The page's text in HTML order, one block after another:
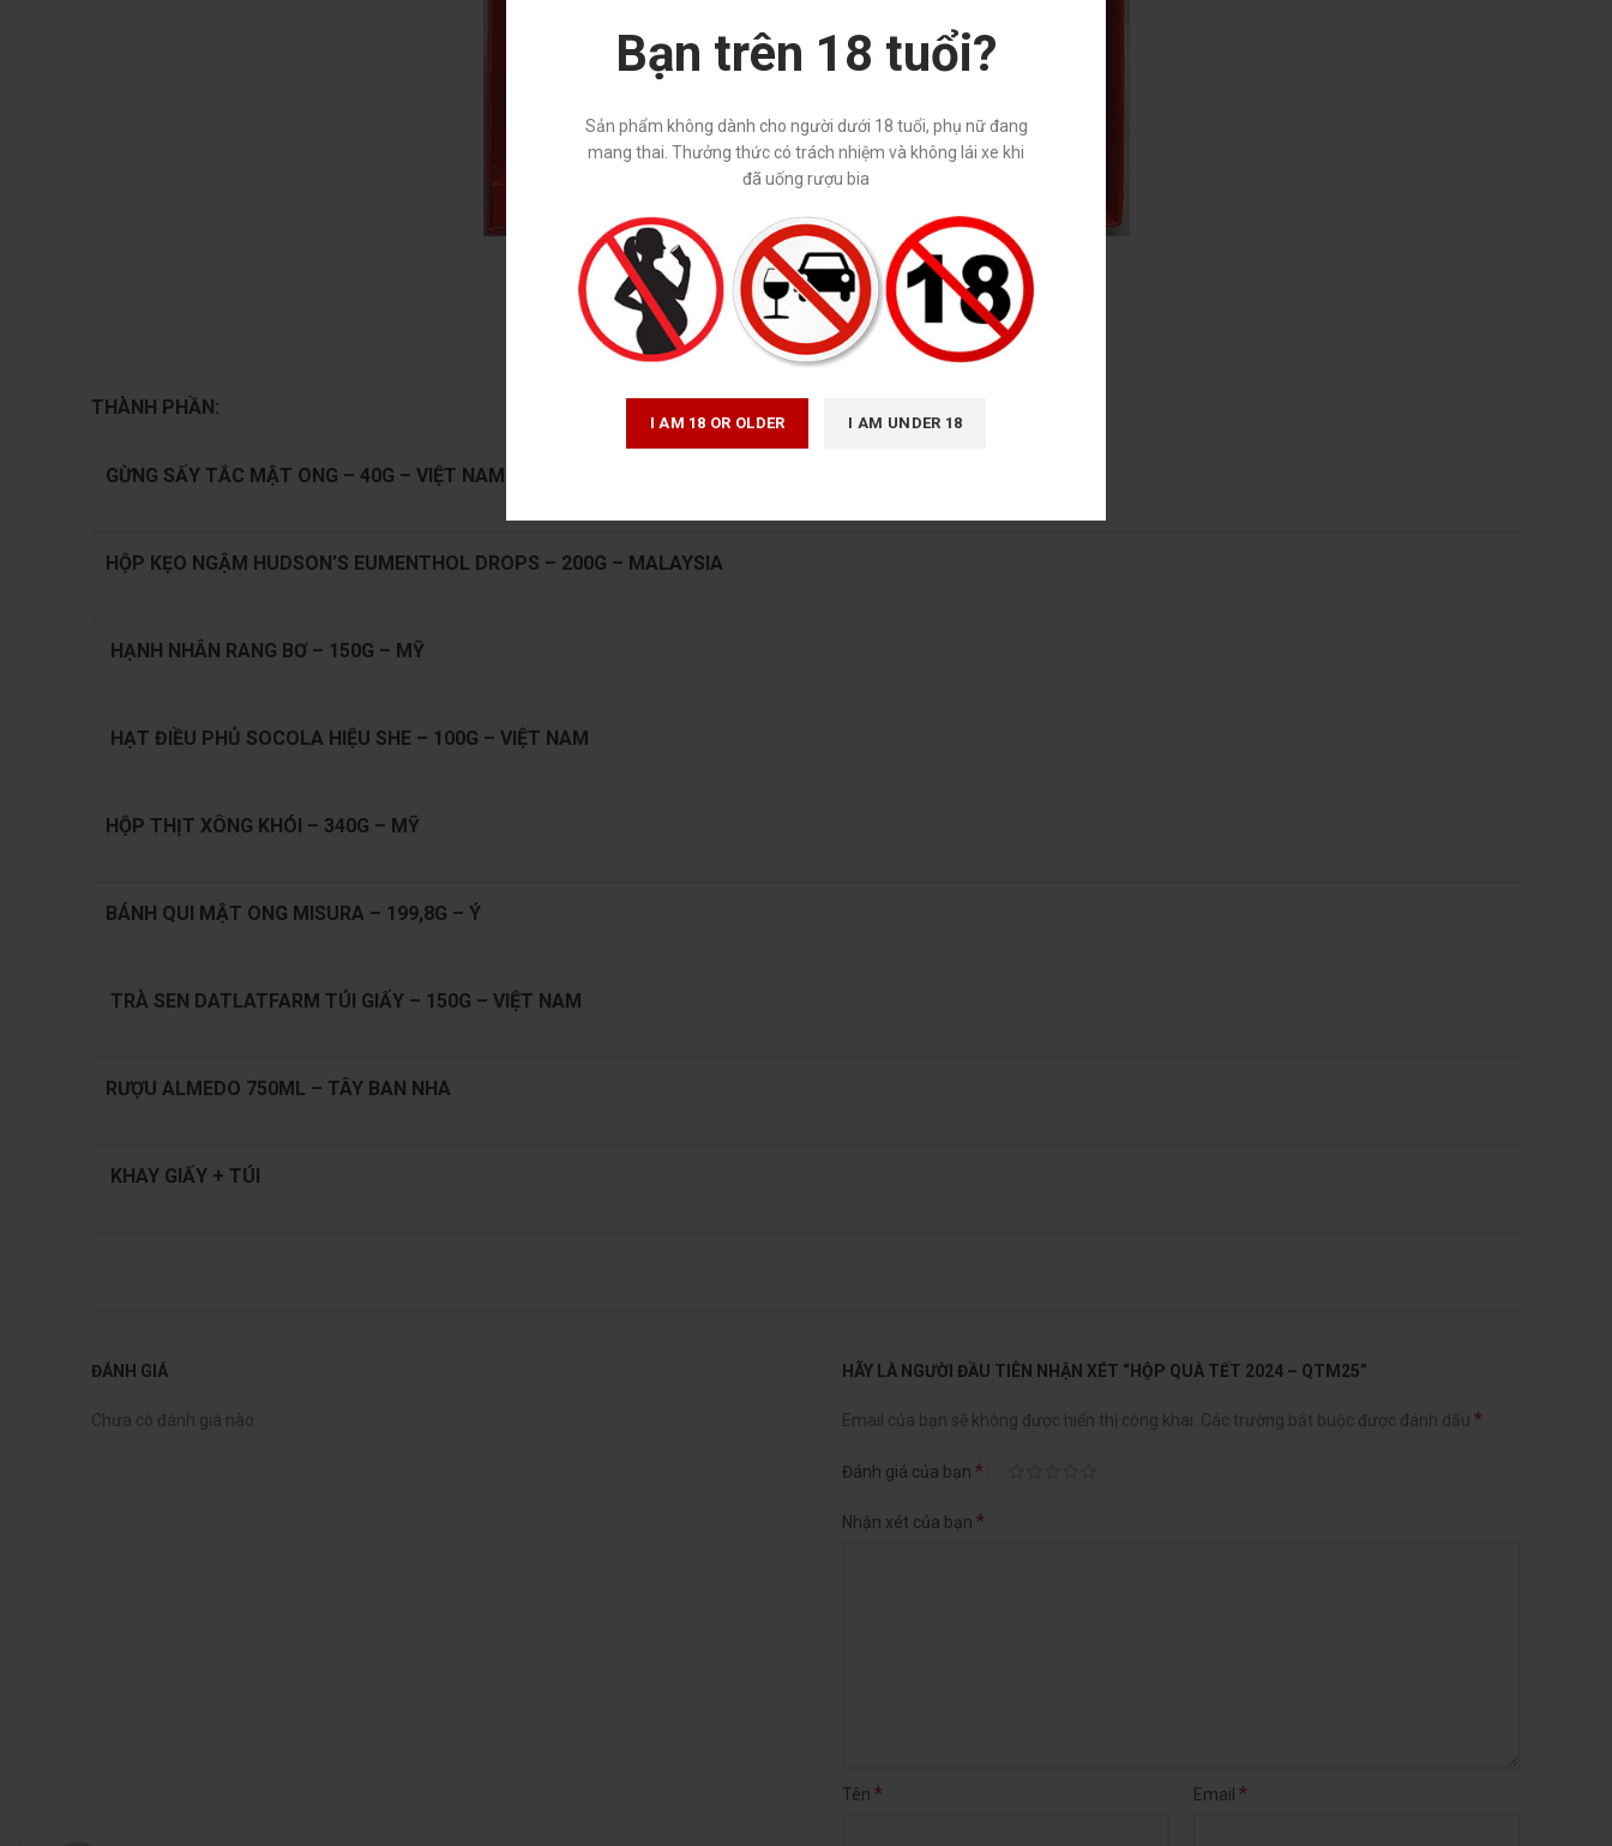
Bạn trên 18 tuổi?
Sản phẩm không dành cho người dưới 18 tuổi, phụ nữ đang
mang thai. Thưởng thức có trách nhiệm và không lái xe khi
đã uống rượu bia
I AM 18 OR OLDER I AM UNDER 18
THÀNH PHẦN:
GỪNG SẤY TẮC MẬT ONG – 40G – VIỆT NAM
HỘP KẸO NGẬM HUDSON’S EUMENTHOL DROPS – 200G – MALAYSIA
HẠNH NHÂN RANG BƠ – 150G – MỸ
HẠT ĐIỀU PHỦ SOCOLA HIỆU SHE – 100G – VIỆT NAM
HỘP THỊT XÔNG KHÓI – 340G – MỸ
BÁNH QUI MẬT ONG MISURA – 199,8G – Ý
TRÀ SEN DATLATFARM TÚI GIẤY – 150G – VIỆT NAM
RƯỢU ALMEDO 750ML – TÂY BAN NHA
KHAY GIẤY + TÚI
ĐÁNH GIÁ
Chưa có đánh giá nào.
HÃY LÀ NGƯỜI ĐẦU TIÊN NHẬN XÉT “HỘP QUÀ TẾT 2024 – QTM25”
Email của bạn sẽ không được hiển thị công khai. Các trường bắt buộc được đánh dấu *
Đánh giá của bạn *
Nhận xét của bạn *
Tên * Email *